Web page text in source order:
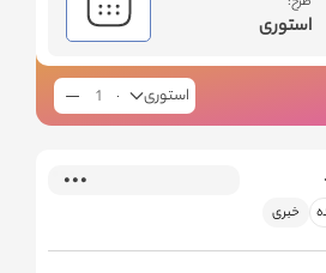
استوری
استوری
خبری